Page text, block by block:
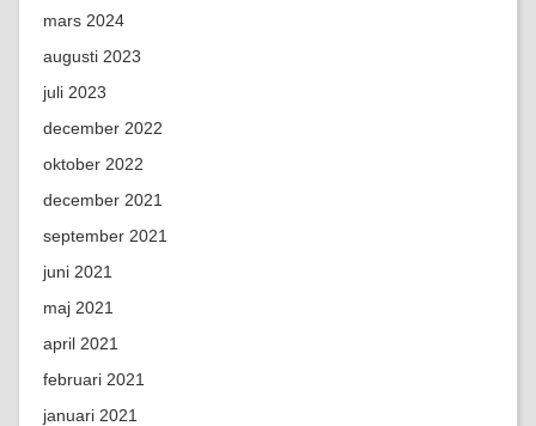
mars 2024
augusti 2023
juli 2023
december 2022
oktober 2022
december 2021
september 2021
juni 2021
maj 2021
april 2021
februari 2021
januari 2021